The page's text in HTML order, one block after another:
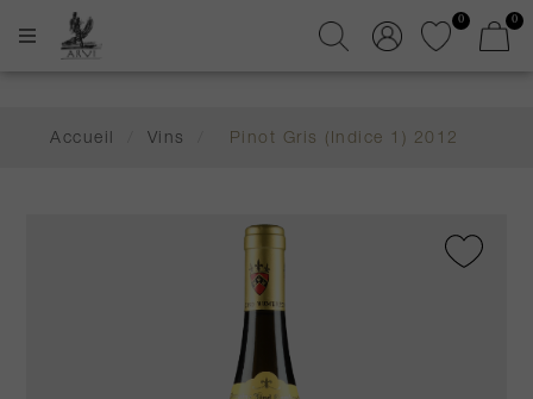
0 0
Accueil Vins Pinot Gris (Indice 1) 2012